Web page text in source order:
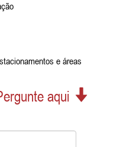
e áreas
aqui